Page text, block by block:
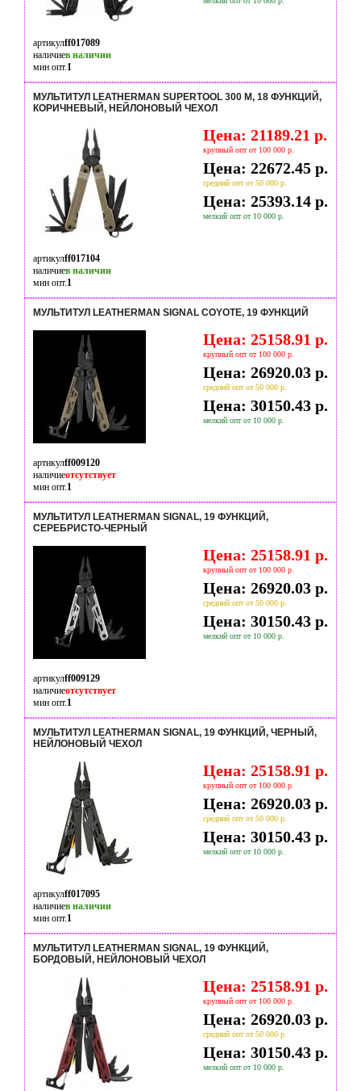
артикулff017089
наличиев наличии
мин опт.1
МУЛЬТИТУЛ LEATHERMAN SUPERTOOL 300 M, 18 ФУНКЦИЙ,
КОРИЧНЕВЫЙ, НЕЙЛОНОВЫЙ ЧЕХОЛ
Цена: 21189.21 р.
крупный опт от 100 000 р.
Цена: 22672.45 р.
средний опт от 50 000 р.
Цена: 25393.14 р.
мелкий опт от 10 000 р.
артикулff017104
наличиев наличии
мин опт.1
МУЛЬТИТУЛ LEATHERMAN SIGNAL COYOTE, 19 ФУНКЦИЙ
Цена: 25158.91 р.
крупный опт от 100 000 р.
Цена: 26920.03 р.
средний опт от 50 000 р.
Цена: 30150.43 р.
мелкий опт от 10 000 р.
артикулff009120
наличиеотсутствует
мин опт.1
МУЛЬТИТУЛ LEATHERMAN SIGNAL, 19 ФУНКЦИЙ,
СЕРЕБРИСТО-ЧЕРНЫЙ
Цена: 25158.91 р.
крупный опт от 100 000 р.
Цена: 26920.03 р.
средний опт от 50 000 р.
Цена: 30150.43 р.
мелкий опт от 10 000 р.
артикулff009129
наличиеотсутствует
мин опт.1
МУЛЬТИТУЛ LEATHERMAN SIGNAL, 19 ФУНКЦИЙ, ЧЕРНЫЙ,
НЕЙЛОНОВЫЙ ЧЕХОЛ
Цена: 25158.91 р.
крупный опт от 100 000 р.
Цена: 26920.03 р.
средний опт от 50 000 р.
Цена: 30150.43 р.
мелкий опт от 10 000 р.
артикулff017095
наличиев наличии
мин опт.1
МУЛЬТИТУЛ LEATHERMAN SIGNAL, 19 ФУНКЦИЙ,
БОРДОВЫЙ, НЕЙЛОНОВЫЙ ЧЕХОЛ
Цена: 25158.91 р.
крупный опт от 100 000 р.
Цена: 26920.03 р.
средний опт от 50 000 р.
Цена: 30150.43 р.
мелкий опт от 10 000 р.